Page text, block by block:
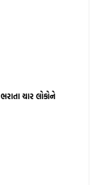
ચાર લોકોને